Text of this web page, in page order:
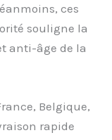
ces
souligne la
anti-âge de la
Belgique,
rapide